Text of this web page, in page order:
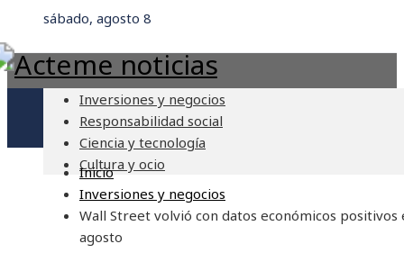
sábado, agosto 8
Inversiones y negocios
Responsabilidad social
Ciencia y tecnología
Cultura y ocio
Inicio
Inversiones y negocios
Wall Street volvió con datos económicos positivos
agosto